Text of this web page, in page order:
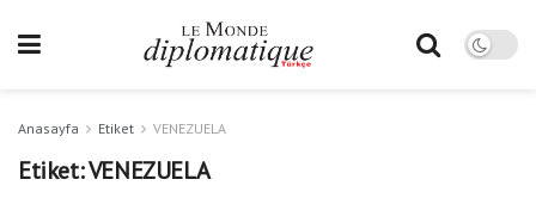
Anasayfa Etiket VENEZUELA
Etiket:VENEZUELA